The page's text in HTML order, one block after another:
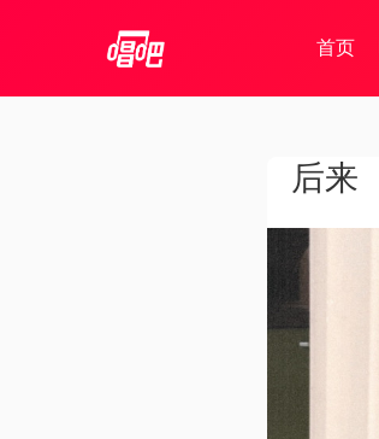
首页
后来